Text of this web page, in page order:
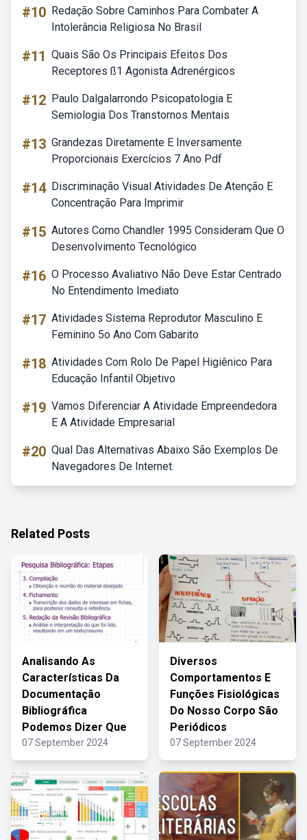
#10 Redação Sobre Caminhos Para Combater A
Intolerância Religiosa No Brasil
#11 Quais São Os Principais Efeitos Dos
Receptores ß1 Agonista Adrenérgicos
#12 Paulo Dalgalarrondo Psicopatologia E
Semiologia Dos Transtornos Mentais
#13 Grandezas Diretamente E Inversamente
Proporcionais Exercícios 7 Ano Pdf
#14 Discriminação Visual Atividades De Atenção E
Concentração Para Imprimir
#15 Autores Como Chandler 1995 Consideram Que O
Desenvolvimento Tecnológico
#16 O Processo Avaliativo Não Deve Estar Centrado
No Entendimento Imediato
#17 Atividades Sistema Reprodutor Masculino E
Feminino 5o Ano Com Gabarito
#18 Atividades Com Rolo De Papel Higiênico Para
Educação Infantil Objetivo
#19 Vamos Diferenciar A Atividade Empreendedora
E A Atividade Empresarial
#20 Qual Das Alternativas Abaixo São Exemplos De
Navegadores De Internet.
Related Posts
Analisando As
Características Da
Documentação
Bibliográfica
Podemos Dizer Que
07 September 2024
Diversos
Comportamentos E
Funções Fisiológicas
Do Nosso Corpo São
Periódicos
07 September 2024